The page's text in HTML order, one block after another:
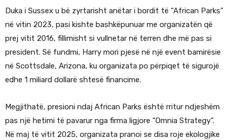
Duka i Sussex u bë zyrtarisht anëtar i bordit të “African Parks”
në vitin 2023, pasi kishte bashkëpunuar me organizatën që
prej vitit 2016, fillimisht si vullnetar në terren dhe më pas si
president. Së fundmi, Harry mori pjesë në një event bamirësie
në Scottsdale, Arizona, ku organizata po përpiqet të sigurojë
edhe 1 miliard dollarë shtesë financime.
Megjithatë, presioni ndaj African Parks është rritur ndjeshëm
pas një hetimi të pavarur nga firma ligjore “Omnia Strategy”.
Në maj të vitit 2025, organizata pranoi se disa roje ekologjike